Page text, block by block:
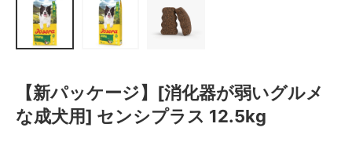
【新パッケージ】[消化器が弱いグルメ
な成犬用] センシプラス 12.5kg